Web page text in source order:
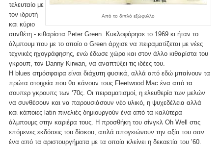
Από το διπλό εξώφυλλο
τελευταίο με
τον ιδρυτή
και κύριο
συνθέτη - κιθαρίστα Peter Green. Κυκλοφόρησε το 1969 κι ήταν το
άλμπουμ που με το οποίο ο Green άρχισε να πειραματίζεται με νέες
τεχνικές ηχογράφησης, ενώ έδωσε χώρο και στον άλλο κιθαρίστα του
γκρουπ, τον Danny Kirwan, να αναπτύξει τις ιδέες του.
Η blues ατμόσφαιρα είναι διάχυτη φυσικά, αλλά από εδώ μπαίνουν τα
πρώτα στοιχεία που θα κάνουν τους Fleetwood Mac ένα από τα
σουπερ γκρουπς των ‘70ς. Οι πειραματισμοί, η ελευθερία των μελών
να συνθέσουν και να παρουσιάσουν νέο υλικό, η ψυχεδέλεια αλλά
και κάποιες latin πινελιές δημιουργούν ένα από τα καλύτερα
άλμπουμς στην καριέρα τους. Η προσθήκη του σίνγκλ Oh Well στις
επόμενες εκδόσεις του δίσκου, απλά απογειώνουν την αξία του σαν
ένα από τα αριστουργήματα με τα οποία κλείνει η δεκαετία του ’60.